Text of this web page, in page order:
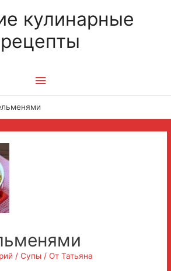
кулинарные
рецепты
Главное
меню
/Супы / ОтТатьяна